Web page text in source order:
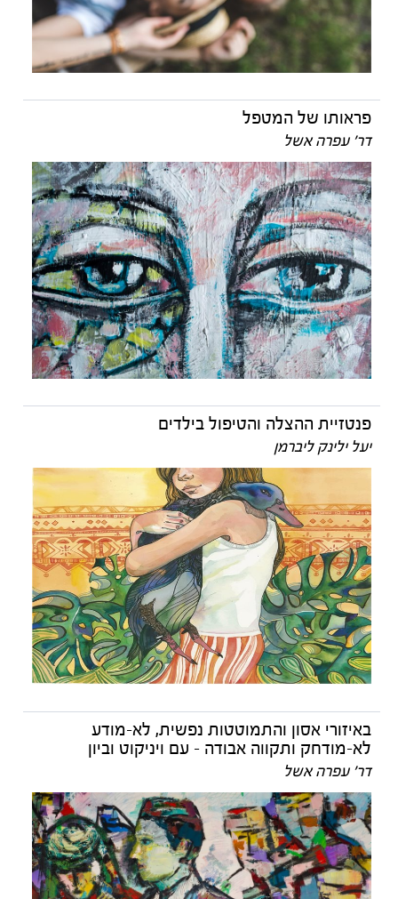
פראותו של המטפל
דר' עפרה אשל
פנטזיית ההצלה והטיפול בילדים
יעל ילינק ליברמן
באיזורי אסון והתמוטטות נפשית, לא-מודע
לא-מודחק ותקווה אבודה - עם ויניקוט וביון
דר' עפרה אשל